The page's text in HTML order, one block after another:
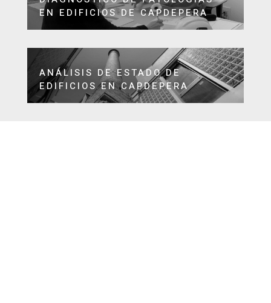
EN EDIFICIOS DE CAPDEPERA
ANÁLISIS DE ESTADO DE
EDIFICIOS EN CAPDEPERA